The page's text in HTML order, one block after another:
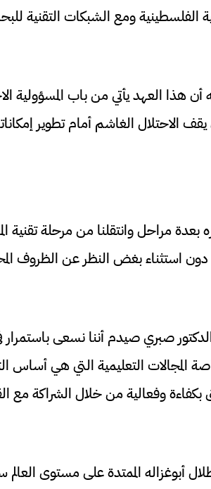
الفلسطينية ومع الشبكات التقنية
أن هذا العهد يأتي من باب المسؤولية
الاحتلال الغاشم أمام تطوير
بعدة مراحل وانتقلنا من مرحلة تقنية
دون استثناء بغض النظر عن الظروف
صبري صيدم أننا نسعى
المجالات التعليمية التي هي أساس
بكفاءة وفعالية من خلال الشراكة مع
أبوغزاله الممتدة على مستوى